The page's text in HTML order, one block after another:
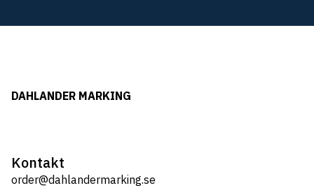
DAHLANDER MARKING
Kontakt
order@dahlandermarking.se